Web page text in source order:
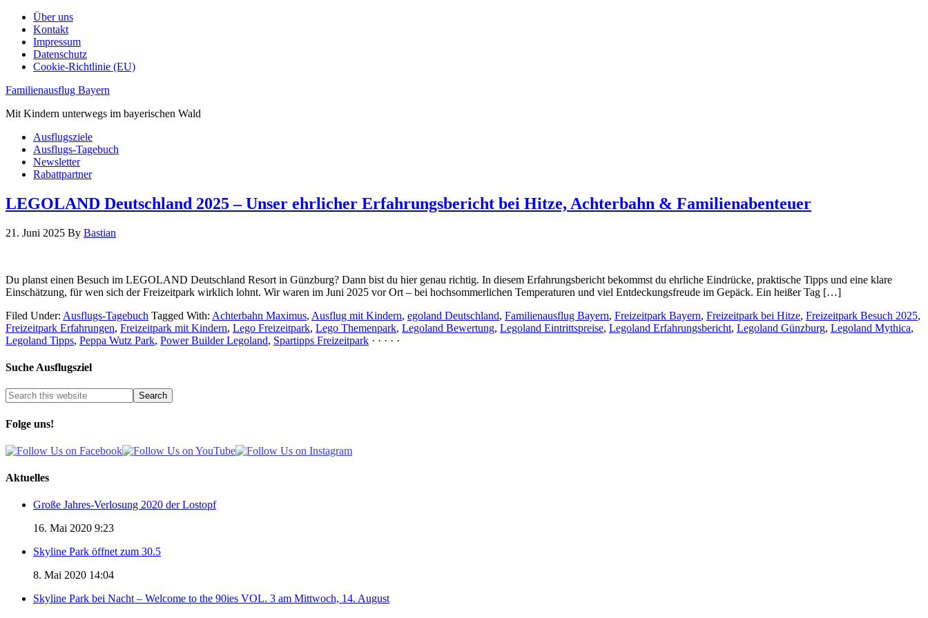
Über uns
Kontakt
Impressum
Datenschutz
Cookie-Richtlinie (EU)
Familienausflug Bayern
Mit Kindern unterwegs im bayerischen Wald
Ausflugsziele
Ausflugs-Tagebuch
Newsletter
Rabattpartner
LEGOLAND Deutschland 2025 – Unser ehrlicher Erfahrungsbericht bei Hitze, Achterbahn & Familienabenteuer
21. Juni 2025 By Bastian
Du planst einen Besuch im LEGOLAND Deutschland Resort in Günzburg? Dann bist du hier genau richtig. In diesem Erfahrungsbericht bekommst du ehrliche Eindrücke, praktische Tipps und eine klare
Einschätzung, für wen sich der Freizeitpark wirklich lohnt. Wir waren im Juni 2025 vor Ort – bei hochsommerlichen Temperaturen und viel Entdeckungsfreude im Gepäck. Ein heißer Tag […]
Filed Under: Ausflugs-Tagebuch Tagged With: Achterbahn Maximus, Ausflug mit Kindern, egoland Deutschland, Familienausflug Bayern, Freizeitpark Bayern, Freizeitpark bei Hitze, Freizeitpark Besuch 2025,
Freizeitpark Erfahrungen, Freizeitpark mit Kindern, Lego Freizeitpark, Lego Themenpark, Legoland Bewertung, Legoland Eintrittspreise, Legoland Erfahrungsbericht, Legoland Günzburg, Legoland Mythica,
Legoland Tipps, Peppa Wutz Park, Power Builder Legoland, Spartipps Freizeitpark · · · · ·
Suche Ausflugsziel
Folge uns!
Aktuelles
Große Jahres-Verlosung 2020 der Lostopf
16. Mai 2020 9:23
Skyline Park öffnet zum 30.5
8. Mai 2020 14:04
Skyline Park bei Nacht – Welcome to the 90ies VOL. 3 am Mittwoch, 14. August